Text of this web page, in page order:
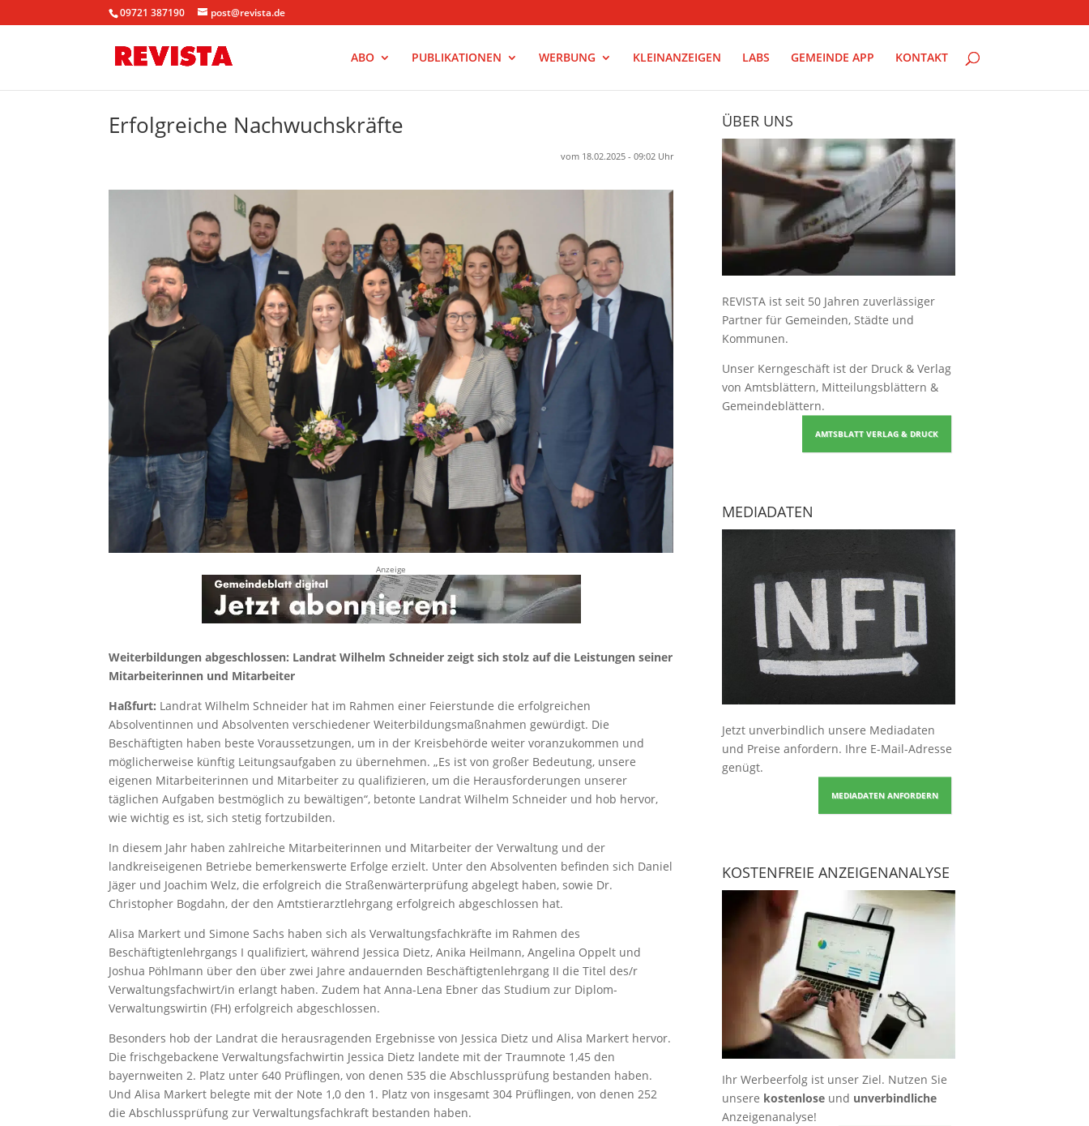
09721 387190 post@revista.de
ABO PUBLIKATIONEN WERBUNG KLEINANZEIGEN LABS GEMEINDE APP KONTAKT
Erfolgreiche Nachwuchskräfte
vom 18.02.2025 - 09:02 Uhr
Anzeige
Weiterbildungen abgeschlossen: Landrat Wilhelm Schneider zeigt sich stolz auf die Leistungen seiner
Mitarbeiterinnen und Mitarbeiter
Haßfurt: Landrat Wilhelm Schneider hat im Rahmen einer Feierstunde die erfolgreichen
Absolventinnen und Absolventen verschiedener Weiterbildungsmaßnahmen gewürdigt. Die
Beschäftigten haben beste Voraussetzungen, um in der Kreisbehörde weiter voranzukommen und
möglicherweise künftig Leitungsaufgaben zu übernehmen. „Es ist von großer Bedeutung, unsere
eigenen Mitarbeiterinnen und Mitarbeiter zu qualifizieren, um die Herausforderungen unserer
täglichen Aufgaben bestmöglich zu bewältigen“, betonte Landrat Wilhelm Schneider und hob hervor,
wie wichtig es ist, sich stetig fortzubilden.
In diesem Jahr haben zahlreiche Mitarbeiterinnen und Mitarbeiter der Verwaltung und der
landkreiseigenen Betriebe bemerkenswerte Erfolge erzielt. Unter den Absolventen befinden sich Daniel
Jäger und Joachim Welz, die erfolgreich die Straßenwärterprüfung abgelegt haben, sowie Dr.
Christopher Bogdahn, der den Amtstierarztlehrgang erfolgreich abgeschlossen hat.
Alisa Markert und Simone Sachs haben sich als Verwaltungsfachkräfte im Rahmen des
Beschäftigtenlehrgangs I qualifiziert, während Jessica Dietz, Anika Heilmann, Angelina Oppelt und
Joshua Pöhlmann über den über zwei Jahre andauernden Beschäftigtenlehrgang II die Titel des/r
Verwaltungsfachwirt/in erlangt haben. Zudem hat Anna-Lena Ebner das Studium zur Diplom-
Verwaltungswirtin (FH) erfolgreich abgeschlossen.
Besonders hob der Landrat die herausragenden Ergebnisse von Jessica Dietz und Alisa Markert hervor.
Die frischgebackene Verwaltungsfachwirtin Jessica Dietz landete mit der Traumnote 1,45 den
bayernweiten 2. Platz unter 640 Prüflingen, von denen 535 die Abschlussprüfung bestanden haben.
Und Alisa Markert belegte mit der Note 1,0 den 1. Platz von insgesamt 304 Prüflingen, von denen 252
die Abschlussprüfung zur Verwaltungsfachkraft bestanden haben.
ÜBER UNS
REVISTA ist seit 50 Jahren zuverlässiger
Partner für Gemeinden, Städte und
Kommunen.
Unser Kerngeschäft ist der Druck & Verlag
von Amtsblättern, Mitteilungsblättern &
Gemeindeblättern.
AMTSBLATT VERLAG & DRUCK
MEDIADATEN
Jetzt unverbindlich unsere Mediadaten
und Preise anfordern. Ihre E-Mail-Adresse
genügt.
MEDIADATEN ANFORDERN
KOSTENFREIE ANZEIGENANALYSE
Ihr Werbeerfolg ist unser Ziel. Nutzen Sie
unsere kostenloseund unverbindliche
Anzeigenanalyse!